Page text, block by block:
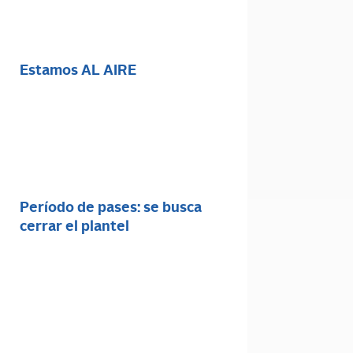
Estamos AL AIRE
Período de pases: se busca
cerrar el plantel